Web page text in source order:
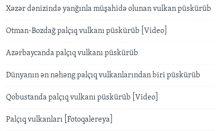
Xəzər dənizində yanğınla müşahidə olunan vulkan püskürüb
Otman-Bozdağ palçıq vulkanı püskürüb [Video]
Azərbaycanda palçıq vulkanı püskürüb
Dünyanın ən nəhəng palçıq vulkanlarından biri püskürüb
Qobustanda palçıq vulkanı püskürüb [Video]
Palçıq vulkanları [Fotoqalereya]